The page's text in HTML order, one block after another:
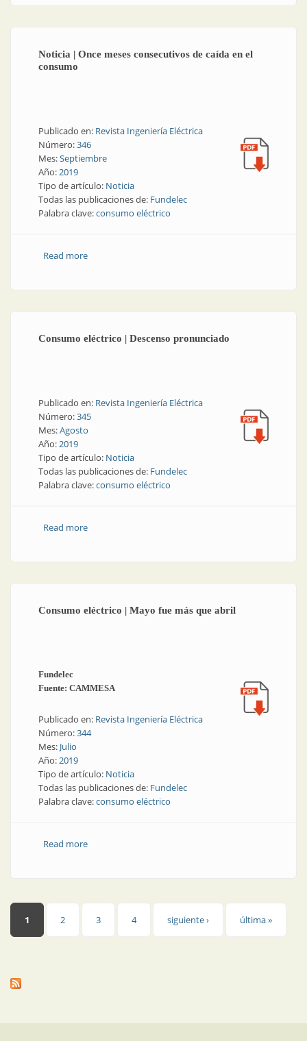
Noticia | Once meses consecutivos de caída en el
consumo
Publicado en: Revista Ingeniería Eléctrica
Número:346
Mes:Septiembre
Año:2019
Tipo de artículo: Noticia
Todas las publicaciones de: Fundelec
Palabra clave:consumo eléctrico
Read moreabout Noticia | Once meses consecutivos de caída en
Consumo eléctrico | Descenso pronunciado
Publicado en: Revista Ingeniería Eléctrica
Número:345
Mes:Agosto
Año:2019
Tipo de artículo: Noticia
Todas las publicaciones de: Fundelec
Palabra clave:consumo eléctrico
Read moreabout Consumo eléctrico | Descenso pronunciado
Consumo eléctrico | Mayo fue más que abril
Fundelec
Fuente: CAMMESA
Publicado en: Revista Ingeniería Eléctrica
Número:344
Mes: Julio
Año:2019
Tipo de artículo: Noticia
Todas las publicaciones de: Fundelec
Palabra clave:consumo eléctrico
Read moreabout Consumo eléctrico | Mayo fue más que abril
Páginas
1 2 3 4 siguiente › última »